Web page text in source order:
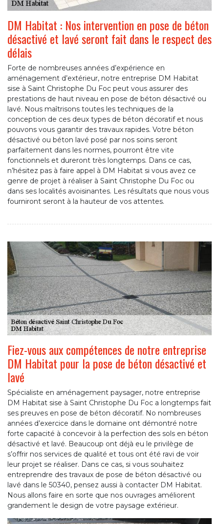
DM Habitat : Nos intervention en pose de béton
désactivé et lavé seront fait dans le respect des
délais
Forte de nombreuses années d’expérience en
aménagement d’extérieur, notre entreprise DM Habitat
sise à Saint Christophe Du Foc peut vous assurer des
prestations de haut niveau en pose de béton désactivé ou
lavé. Nous maîtrisons toutes les techniques de la
conception de ces deux types de béton décoratif et nous
pouvons vous garantir des travaux rapides. Votre béton
désactivé ou béton lavé posé par nos soins seront
parfaitement dans les normes, pourront être vite
fonctionnels et dureront très longtemps. Dans ce cas,
n’hésitez pas à faire appel à DM Habitat si vous avez ce
genre de projet à réaliser à Saint Christophe Du Foc ou
dans ses localités avoisinantes. Les résultats que nous vous
fourniront seront à la hauteur de vos attentes.
Fiez-vous aux compétences de notre entreprise
DM Habitat pour la pose de béton désactivé et
lavé
Spécialiste en aménagement paysager, notre entreprise
DM Habitat sise à Saint Christophe Du Foc a longtemps fait
ses preuves en pose de béton décoratif. No nombreuses
années d’exercice dans le domaine ont démontré notre
forte capacité à concevoir à la perfection des sols en béton
désactivé et lavé. Beaucoup ont déjà eu le privilège de
s’offrir nos services de qualité et tous ont été ravi de voir
leur projet se réaliser. Dans ce cas, si vous souhaitez
entreprendre des travaux de pose de béton désactivé ou
lavé dans le 50340, pensez aussi à contacter DM Habitat.
Nous allons faire en sorte que nos ouvrages améliorent
grandement le design de votre paysage extérieur.